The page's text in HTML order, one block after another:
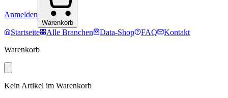
Anmelden
Warenkorb
Startseite Alle Branchen Data-Shop FAQ
Kontakt
Warenkorb
Kein Artikel im Warenkorb